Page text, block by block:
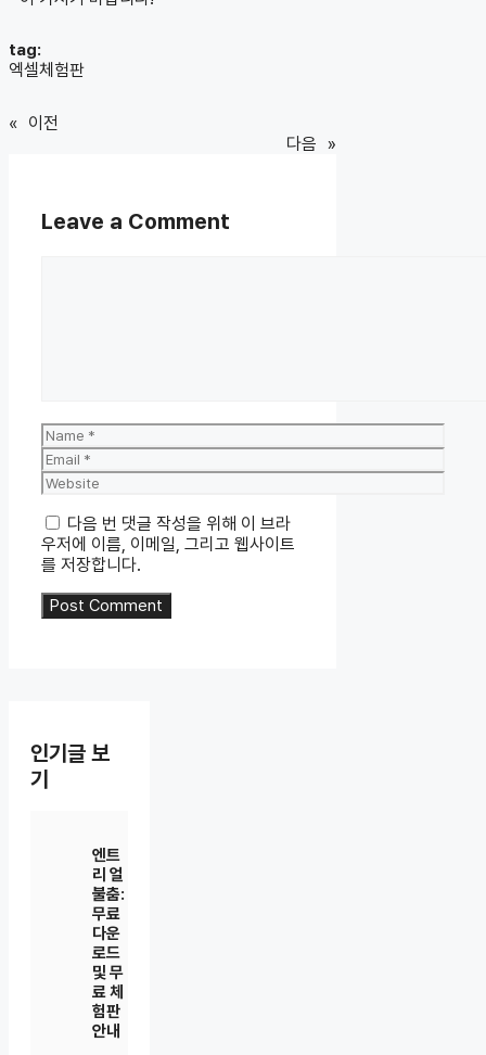
tag:
엑셀체험판
« 이전
다음 »
Leave a Comment
Name
Email
Website
다음 번 댓글 작성을 위해 이 브라
우저에 이름, 이메일, 그리고 웹사이트
를 저장합니다.
인기글 보
기
엔트
리 얼
불춤:
무료
다운
로드
및 무
료 체
험판
안내